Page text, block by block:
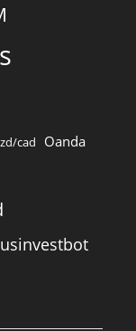
cad Oanda
usinvestbot